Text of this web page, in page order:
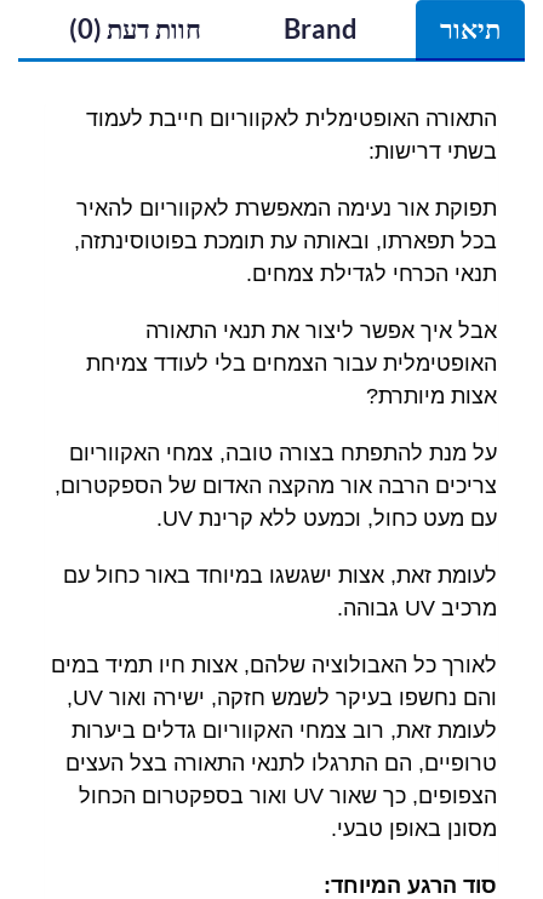
תיאור Brand חוות דעת (0)
התאורה האופטימלית לאקווריום חייבת לעמוד
בשתי דרישות:
תפוקת אור נעימה המאפשרת לאקווריום להאיר
בכל תפארתו, ובאותה עת תומכת בפוטוסינתזה,
תנאי הכרחי לגדילת צמחים.
אבל איך אפשר ליצור את תנאי התאורה
האופטימלית עבור הצמחים בלי לעודד צמיחת
אצות מיותרת?
על מנת להתפתח בצורה טובה, צמחי האקווריום
צריכים הרבה אור מהקצה האדום של הספקטרום,
עם מעט כחול, וכמעט ללא קרינת UV.
לעומת זאת, אצות ישגשגו במיוחד באור כחול עם
מרכיב UV גבוהה.
לאורך כל האבולוציה שלהם, אצות חיו תמיד במים
והם נחשפו בעיקר לשמש חזקה, ישירה ואור UV,
לעומת זאת, רוב צמחי האקווריום גדלים ביערות
טרופיים, הם התרגלו לתנאי התאורה בצל העצים
הצפופים, כך שאור UV ואור בספקטרום הכחול
מסונן באופן טבעי.
סוד הרגע המיוחד: